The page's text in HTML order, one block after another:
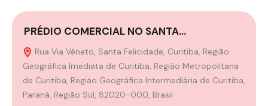
PRÉDIO COMERCIAL NO SANTA…
Rua Via Vêneto, Santa Felicidade, Curitiba, Região
Geográfica Imediata de Curitiba, Região Metropolitana
de Curitiba, Região Geográfica Intermediária de Curitiba,
Paraná, Região Sul, 82020-000, Brasil